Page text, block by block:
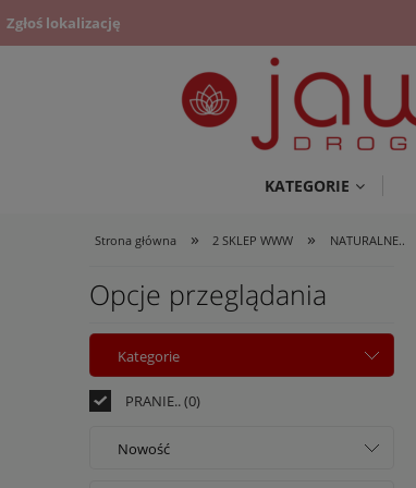
Zgłoś lokalizację
KATEGORIE
Strona główna » 2 SKLEP WWW » NATURALNE..
Opcje przeglądania
Kategorie
PRANIE..(0)
Nowość